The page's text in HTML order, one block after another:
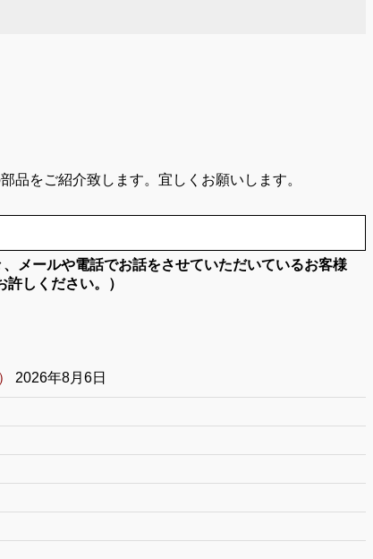
品をご紹介致します。宜しくお願いします。
メールや電話でお話をさせていただいているお客様
しください。）
2026年8月6日